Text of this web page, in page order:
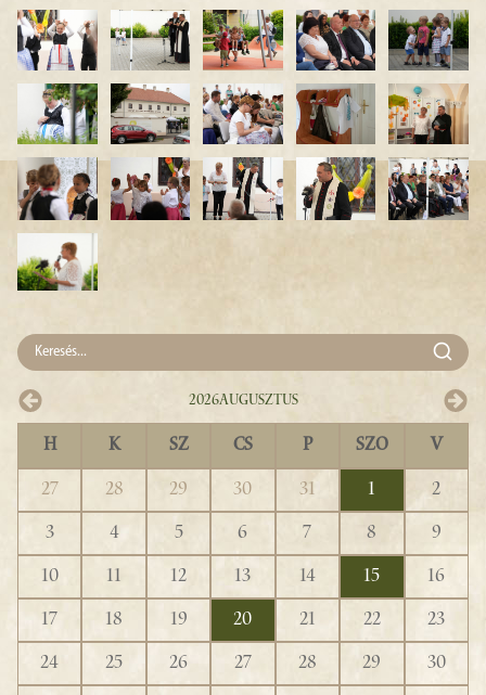
2026Augusztus
H K SZ CS P SZO V
27 28 29 30 31 1
2
3
4 5 6 7 8
9
10
11 12 13 14 15
16
17
18 19 20 21 22
23
24
25 26 27 28 29
30